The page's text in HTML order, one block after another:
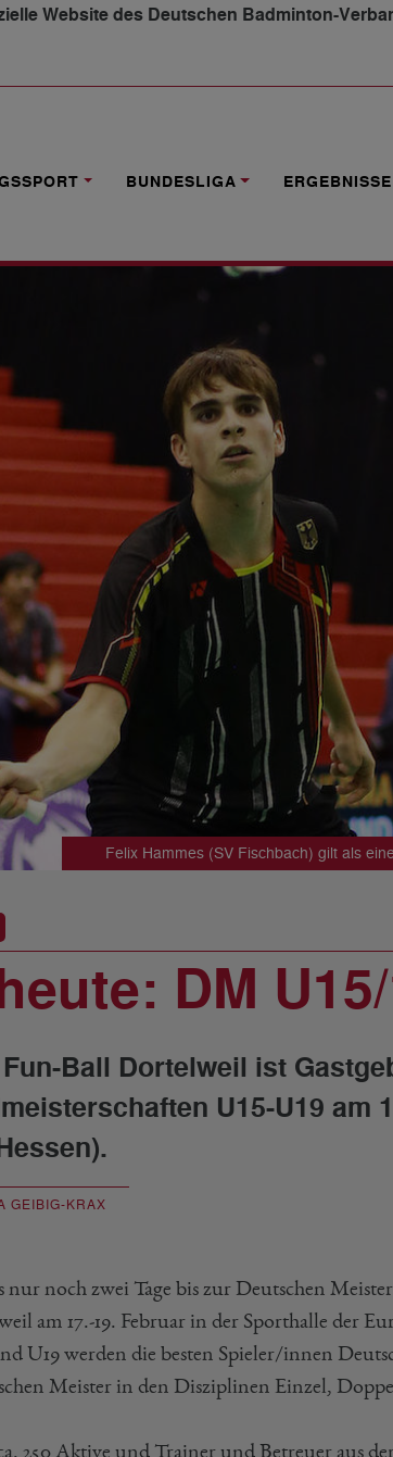
Website des Deutschen Badminton-
BUNDESLIGA ERGEBNISSE
Felix Hammes (SV Fischbach) gilt als
DM
Ball Dortelweil ist
U15-U19 am
GEIBIG-KRAX
nur noch zwei Tage bis zur Deutschen
am 17.-19. Februar in der Sporthalle der
U19 werden die besten Spieler/innen
Meister in den Disziplinen Einzel,
250 Aktive und Trainer und Betreuer aus